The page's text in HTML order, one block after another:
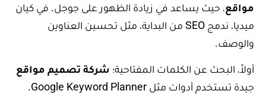
مواقع، حيث يساعد في زيادة الظهور على جوجل. في كيان
ميديا، ندمج SEO من البداية، مثل تحسين العناوين
والوصف.
أولاً، البحث عن الكلمات المفتاحية؛ شركة تصميم مواقع
جيدة تستخدم أدوات مثل Google Keyword Planner.